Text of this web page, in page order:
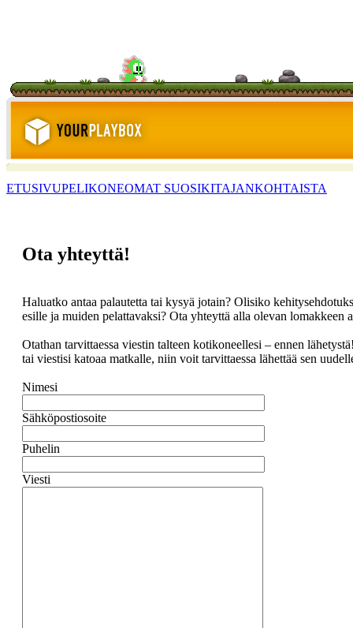
ETUSIVUPELIKONEOMAT SUOSIKITAJANKOHTAISTA
Ota yhteyttä!
Haluatko antaa palautetta tai kysyä jotain? Olisiko
esille ja muiden pelattavaksi? Ota yhteyttä alla olevan lomakkeen
Otathan tarvittaessa viestin talteen kotikoneellesi – ennen
tai viestisi katoaa matkalle, niin voit tarvittaessa lähettää sen
Nimesi
Sähköpostiosoite
Puhelin
Viesti